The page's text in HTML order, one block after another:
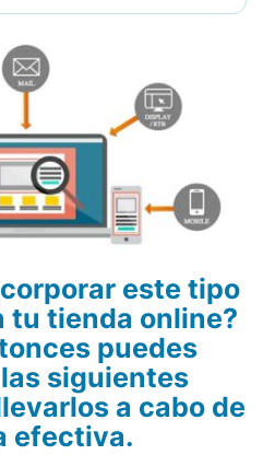
este tipo
tu tienda online?
puedes
siguientes
a cabo de
efectiva.